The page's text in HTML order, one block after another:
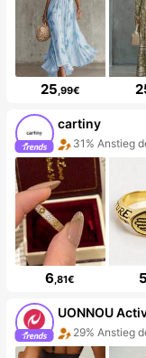
25 ,99€
cartiny
50+ Neu
6,81€ 5
UONNOU
29% Anstieg